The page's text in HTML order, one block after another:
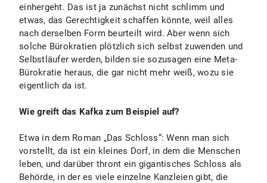
einhergeht. Das ist ja zunächst nicht schlimm und
etwas, das Gerechtigkeit schaffen könnte, weil alles
nach derselben Form beurteilt wird. Aber wenn sich
solche Bürokratien plötzlich sich selbst zuwenden und
Selbstläufer werden, bilden sie sozusagen eine Meta-
Bürokratie heraus, die gar nicht mehr weiß, wozu sie
eigentlich da ist.
Wie greift das Kafka zum Beispiel auf?
Etwa in dem Roman „Das Schloss“: Wenn man sich
vorstellt, da ist ein kleines Dorf, in dem die Menschen
leben, und darüber thront ein gigantisches Schloss als
Behörde, in der es viele einzelne Kanzleien gibt, die